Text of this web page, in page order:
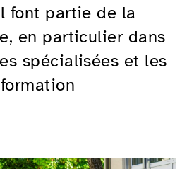
font partie de la
en particulier dans
spécialisées et les